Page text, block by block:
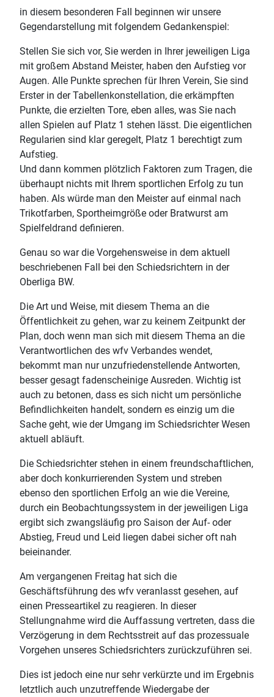
in diesem besonderen Fall beginnen wir unsere
Gegendarstellung mit folgendem Gedankenspiel:
Stellen Sie sich vor, Sie werden in Ihrer jeweiligen Liga
mit großem Abstand Meister, haben den Aufstieg vor
Augen. Alle Punkte sprechen für Ihren Verein, Sie sind
Erster in der Tabellenkonstellation, die erkämpften
Punkte, die erzielten Tore, eben alles, was Sie nach
allen Spielen auf Platz 1 stehen lässt. Die eigentlichen
Regularien sind klar geregelt, Platz 1 berechtigt zum
Aufstieg.
Und dann kommen plötzlich Faktoren zum Tragen, die
überhaupt nichts mit Ihrem sportlichen Erfolg zu tun
haben. Als würde man den Meister auf einmal nach
Trikotfarben, Sportheimgröße oder Bratwurst am
Spielfeldrand definieren.
Genau so war die Vorgehensweise in dem aktuell
beschriebenen Fall bei den Schiedsrichtern in der
Oberliga BW.
Die Art und Weise, mit diesem Thema an die
Öffentlichkeit zu gehen, war zu keinem Zeitpunkt der
Plan, doch wenn man sich mit diesem Thema an die
Verantwortlichen des wfv Verbandes wendet,
bekommt man nur unzufriedenstellende Antworten,
besser gesagt fadenscheinige Ausreden. Wichtig ist
auch zu betonen, dass es sich nicht um persönliche
Befindlichkeiten handelt, sondern es einzig um die
Sache geht, wie der Umgang im Schiedsrichter Wesen
aktuell abläuft.
Die Schiedsrichter stehen in einem freundschaftlichen,
aber doch konkurrierenden System und streben
ebenso den sportlichen Erfolg an wie die Vereine,
durch ein Beobachtungssystem in der jeweiligen Liga
ergibt sich zwangsläufig pro Saison der Auf- oder
Abstieg, Freud und Leid liegen dabei sicher oft nah
beieinander.
Am vergangenen Freitag hat sich die
Geschäftsführung des wfv veranlasst gesehen, auf
einen Presseartikel zu reagieren. In dieser
Stellungnahme wird die Auffassung vertreten, dass die
Verzögerung in dem Rechtsstreit auf das prozessuale
Vorgehen unseres Schiedsrichters zurückzuführen sei.
Dies ist jedoch eine nur sehr verkürzte und im Ergebnis
letztlich auch unzutreffende Wiedergabe der